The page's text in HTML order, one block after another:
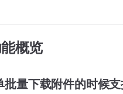
概览
批量下载附件的时候